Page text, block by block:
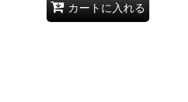
カートに入れる